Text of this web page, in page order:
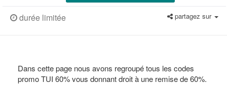
durée limitée partagez sur
Dans cette page nous avons regroupé tous les codes
promo TUI 60% vous donnant droit à une remise de 60%.